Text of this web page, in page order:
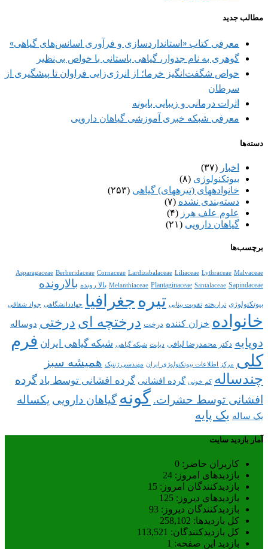
مطالب جدید
معرفی کتاب «استانداردسازی و فرآوری اسانس‌های گیاهی»
گوهری به نام جدوار، گیاهی باستانی با خواص بی‌نظیر
خواص شگفت‌انگیز خرما؛ از انرژی‌زایی فراوان تا پیشگیری از
سرطان
اثرات درمانی و زیبایی بابونه
معرفی شبکه خبری آموزشی گیاهان دارویی
دسته‌ها
اخبار (۳۷)
بیوتکنولوژی (۸)
خانواده‎های (تیره‎های) گیاهی
(۲۵۳)
دسته‌بندی نشده (۷)
علوم علف هرز (۴)
گیاهان دارویی (۲۱)
برچسب‌ها
Asparagaceae Berberidaceae Cornaceae Lardizabalaceae Liliaceae Lythraceae Malvaceae
Melanthiaceae Plantaginaceae Santalaceae Sapindaceae بالا رونده بالارونده
بیوتکنولوژی تراریخته تقویت بینایی تیره جغرافیا جهاددانشگاهی جواد شقاقی
خانواده خزان کننده درخت درختچه ای درختی دوساله
دوپایه دکتر محمدرضا لبافی دیابت شبکه گیاهی شبکه گیاهی ایران فرم
کلی مرکز اطلاعات بیوتکنولوژی ایران مهندسی ژنتیک همیشه سبز
چندساله کم خونی گرده افشانی گرده افشانی توسط باد گرده
افشانی توسط حشرات. گونه گیاهان دارویی یکساله
یک ساله یک پایه
آمار بازدید سایت
کاربران حاضر: 0
بازدیدهای امروز: 24
بازدیدکنندگان امروز: 15
بازدیدهای دیروز: 125
بازدیدکنندگان دیروز: 93
کل بازدیدها: 258,102
کل بازدیدکنند‌گان: 113,521
بازدید این صفحه: 1